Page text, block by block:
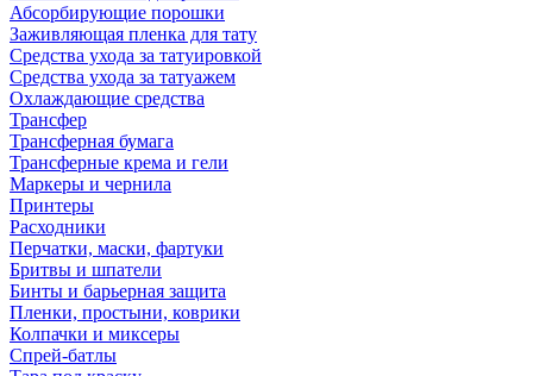
Абсорбирующие порошки
Заживляющая пленка для тату
Средства ухода за татуировкой
Средства ухода за татуажем
Охлаждающие средства
Трансфер
Трансферная бумага
Трансферные крема и гели
Маркеры и чернила
Принтеры
Расходники
Перчатки, маски, фартуки
Бритвы и шпатели
Бинты и барьерная защита
Пленки, простыни, коврики
Колпачки и миксеры
Спрей-батлы